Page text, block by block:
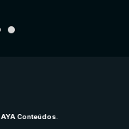
AYA Conteúdos